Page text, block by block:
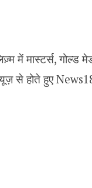
में मास्टर्स, गोल्ड
से होते हुए